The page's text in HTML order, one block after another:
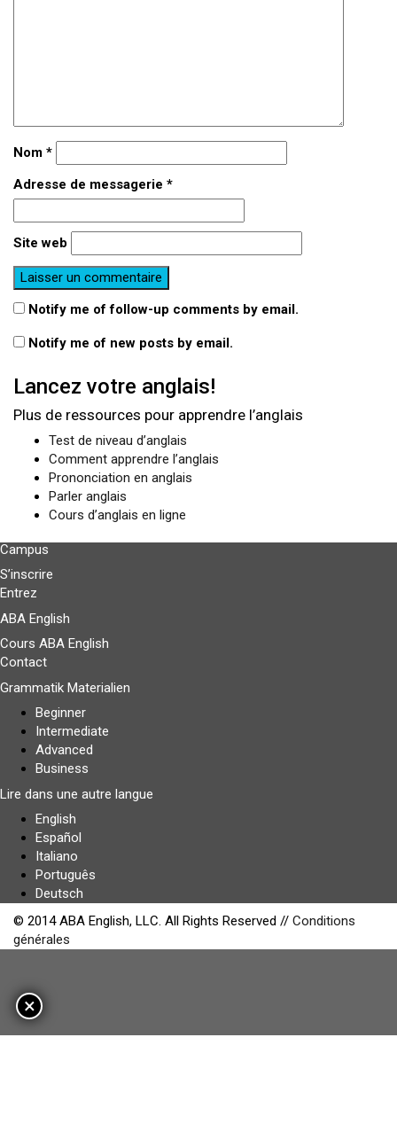
Nom *
Adresse de messagerie *
Site web
Notify me of follow-up comments by email.
Notify me of new posts by email.
Lancez votre anglais!
Plus de ressources pour apprendre l’anglais
Test de niveau d’anglais
Comment apprendre l’anglais
Prononciation en anglais
Parler anglais
Cours d’anglais en ligne
Campus
S’inscrire
Entrez
ABA English
Cours ABA English
Contact
Grammatik Materialien
Beginner
Intermediate
Advanced
Business
Lire dans une autre langue
English
Español
Italiano
Português
Deutsch
© 2014 ABA English, LLC. All Rights Reserved // Conditions
générales
×